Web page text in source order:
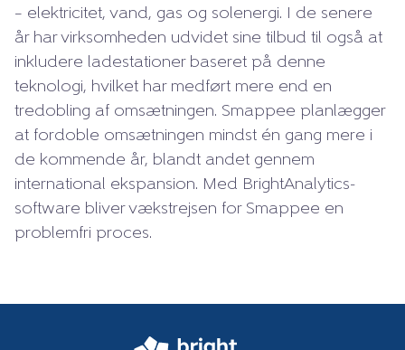
– elektricitet, vand, gas og solenergi. I de senere
år har virksomheden udvidet sine tilbud til også at
inkludere ladestationer baseret på denne
teknologi, hvilket har medført mere end en
tredobling af omsætningen. Smappee planlægger
at fordoble omsætningen mindst én gang mere i
de kommende år, blandt andet gennem
international ekspansion. Med BrightAnalytics-
software bliver vækstrejsen for Smappee en
problemfri proces.